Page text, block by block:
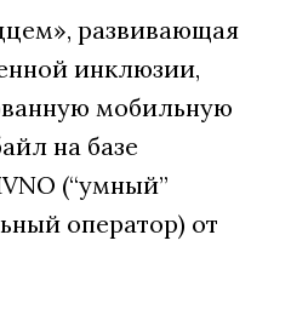
развивающая
инклюзии,
мобильную
на базе
(“умный”
оператор) от